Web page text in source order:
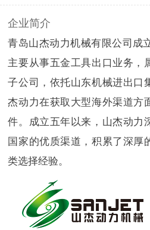
企业简介
青岛山杰动力机械有限公司成
主要从事五金工具出口业务，
子公司，依托山东机械进出口
杰动力在获取大型海外渠道方
件。成立五年以来，山杰动力
国家的优质渠道，积累了深厚
类选择经验。